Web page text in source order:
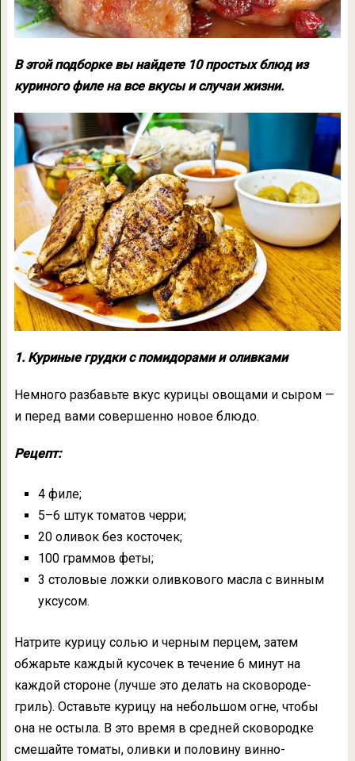
В этой подборке вы найдете 10 простых блюд из
куриного филе на все вкусы и случаи жизни.
1. Куриные грудки с помидорами и оливками
Немного разбавьте вкус курицы овощами и сыром —
и перед вами совершенно новое блюдо.
Рецепт:
4 филе;
5–6 штук томатов черри;
20 оливок без косточек;
100 граммов феты;
3 столовые ложки оливкового масла с винным
уксусом.
Натрите курицу солью и черным перцем, затем
обжарьте каждый кусочек в течение 6 минут на
каждой стороне (лучше это делать на сковороде-
гриль). Оставьте курицу на небольшом огне, чтобы
она не остыла. В это время в средней сковородке
смешайте томаты, оливки и половину винно-